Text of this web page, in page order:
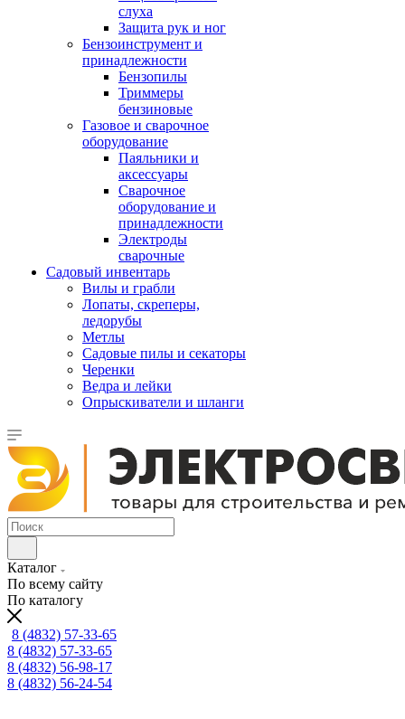
слуха
Защита рук и ног
Бензоинструмент и
принадлежности
Бензопилы
Триммеры
бензиновые
Газовое и сварочное
оборудование
Паяльники и
аксессуары
Сварочное
оборудование и
принадлежности
Электроды
сварочные
Садовый инвентарь
Вилы и грабли
Лопаты, скреперы,
ледорубы
Метлы
Садовые пилы и секаторы
Черенки
Ведра и лейки
Опрыскиватели и шланги
Каталог
По всему сайту
По каталогу
8 (4832) 57-33-65
8 (4832) 57-33-65
8 (4832) 56-98-17
8 (4832) 56-24-54